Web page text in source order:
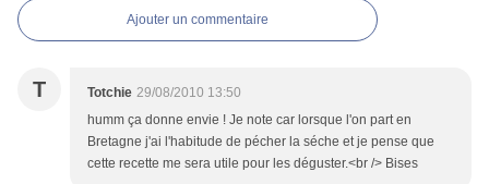
Ajouter un commentaire
T Totchie 29/08/2010 13:50
humm ça donne envie ! Je note car lorsque l'on part en
Bretagne j'ai l'habitude de pécher la séche et je pense que
cette recette me sera utile pour les déguster.<br /> Bises